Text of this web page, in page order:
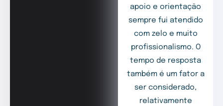
apoio e orientação
sempre fui atendido
com zelo e muito
profissionalismo. O
tempo de resposta
também é um fator a
ser considerado,
relativamente